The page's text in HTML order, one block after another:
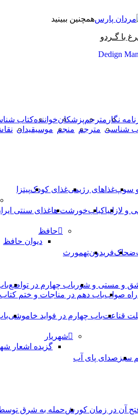
نگار مترجمپزشکانخوانندهکتاب
شناسی مترجم منجم موسیقیدان
سوپغذاهای رژیمیغذای کودکپیتزا
و لازانیاکبابخورشت هاغذای سنتی
ضحاکفریدونتهمورث
حافظ
دیوان حافظ
و مستی و شور باب چهارم در تواضع
راه صوابباب دهم در مناجات و ختم کتاب
قناعتباب چهارم در فواید خاموشى
سبز صدای پای آب
شهریار
گزیده اشعار
فتح آن در زمان کورشحمله به شرق
همچنین ببینید
با گـردو